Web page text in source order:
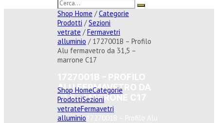
Shop Home /Categorie
Prodotti /Sezioni
vetrate /Fermavetri
alluminio / 1727001B – Profilo
Alu fermavetro da 31,5 –
marrone C17
ALU FERMAVETRO DA
31,5 – MARRONE C17
Shop HomeCategorie
ProdottiSezioni
vetrateFermavetri
alluminio